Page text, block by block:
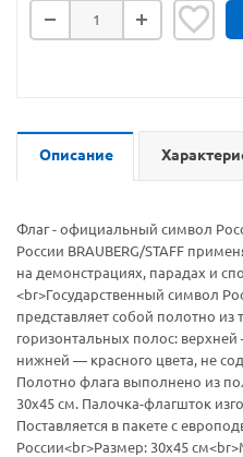
Описание
Флаг - официальный символ
России BRAUBERG/STAFF
на демонстрациях, парадах и
<br>Государственный символ
представляет собой полотно из
горизонтальных полос:
нижней — красного цвета, не
Полотно флага выполнено из
30х45 см. Палочка-флагшток
Поставляется в пакете с
России<br>Размер: 30х45